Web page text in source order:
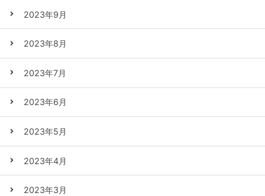
2023年9月
2023年8月
2023年7月
2023年6月
2023年5月
2023年4月
2023年3月